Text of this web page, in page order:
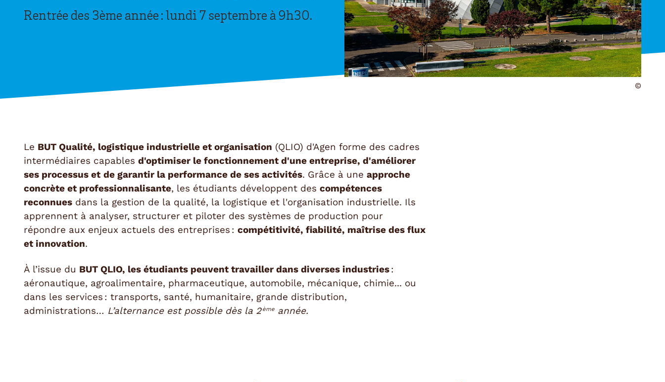
Rentrée des 3ème année : lundi 7 septembre à 9h30.
Le BUT Qualité, logistique industrielle et organisation (QLIO) d'Agen forme des cadres
intermédiaires capables d'optimiser le fonctionnement d'une entreprise, d'améliorer
ses processus et de garantir la performance de ses activités. Grâce à une approche
concrète et professionnalisante, les étudiants développent des compétences
reconnues dans la gestion de la qualité, la logistique et l'organisation industrielle. Ils
apprennent à analyser, structurer et piloter des systèmes de production pour
répondre aux enjeux actuels des entreprises : compétitivité, fiabilité, maîtrise des flux
et innovation.
À l’issue du BUT QLIO, les étudiants peuvent travailler dans diverses industries:
aéronautique, agroalimentaire, pharmaceutique, automobile, mécanique, chimie... ou
dans les services : transports, santé, humanitaire, grande distribution,
administrations… L’alternance est possible dès la 2 ème année.